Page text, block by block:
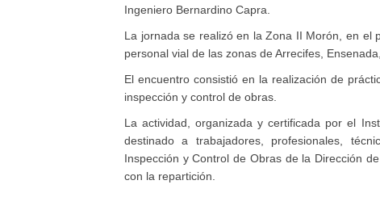
Ingeniero Bernardino Capra.
La jornada se realizó en la Zona II Morón, en el
personal vial de las zonas de Arrecifes,
El encuentro consistió en la realización de
inspección y control de obras.
La actividad, organizada y certificada por el
destinado a trabajadores, profesionales,
Inspección y Control de Obras de la Dirección
con la repartición.